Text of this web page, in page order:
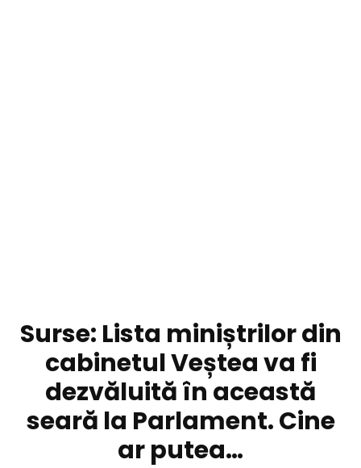
Surse: Lista miniștrilor din
cabinetul Veștea va fi
dezvăluită în această
seară la Parlament. Cine
ar putea…